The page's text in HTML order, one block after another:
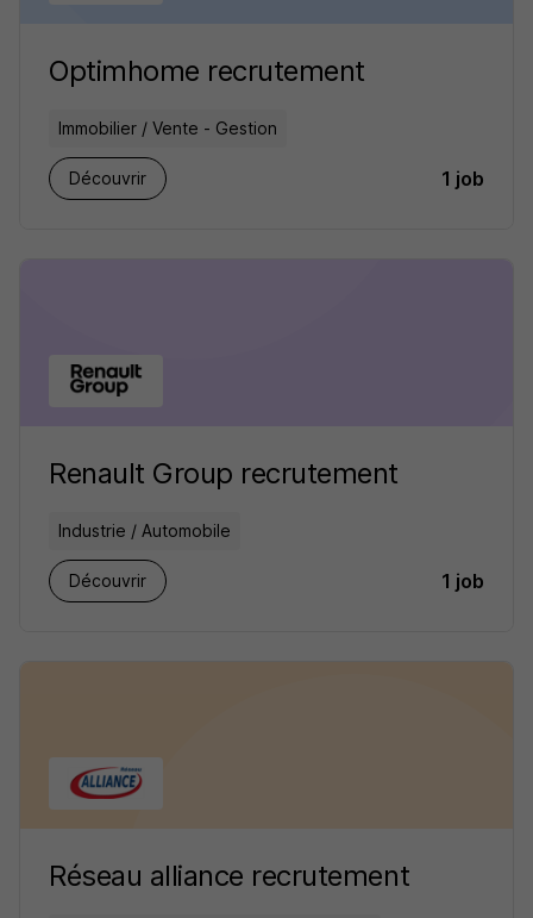
Optimhome recrutement
Immobilier / Vente - Gestion
Découvrir 1 job
Renault Group recrutement
Industrie / Automobile
Découvrir 1 job
Réseau alliance recrutement